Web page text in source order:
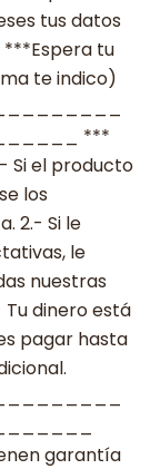
tus datos
***Espera tu
te indico)
***
Si el producto
los
2.- Si le
le
nuestras
dinero está
pagar hasta
garantía